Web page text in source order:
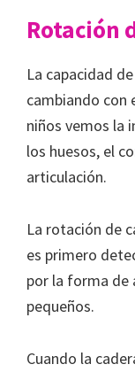
Rotación
La capacidad
cambiando con
niños vemos la
los huesos, el
articulación.
La rotación de
es primero
por la forma de
pequeños.
Cuando la